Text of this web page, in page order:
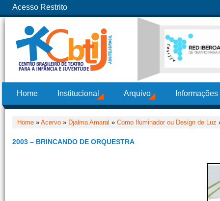
Acesso Restrito
Home Institucional Arquivo
Home » Acervo » Djalma Amaral » Como Iluminador ou Design de Luz
2003 – BRINCANDO DE ORQUESTRA